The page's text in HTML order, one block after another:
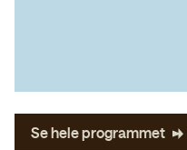
Se hele programmet